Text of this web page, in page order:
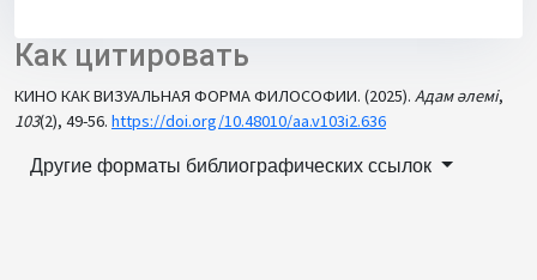
Как цитировать
КИНО КАК ВИЗУАЛЬНАЯ ФОРМА ФИЛОСОФИИ. (2025). Адам әлемі,
103(2), 49-56. https://doi.org/10.48010/aa.v103i2.636
Другие форматы библиографических ссылок